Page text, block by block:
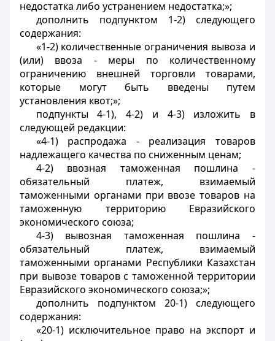
недостатка либо устранением недостатка;»;
дополнить подпунктом 1-2) следующего
содержания:
«1-2) количественные ограничения вывоза и
(или) ввоза - меры по количественному
ограничению внешней торговли товарами,
которые могут быть введены путем
установления квот;»;
подпункты 4-1), 4-2) и 4-3) изложить в
следующей редакции:
«4-1) распродажа - реализация товаров
надлежащего качества по сниженным ценам;
4-2) ввозная таможенная пошлина -
обязательный платеж, взимаемый
таможенными органами при ввозе товаров на
таможенную территорию Евразийского
экономического союза;
4-3) вывозная таможенная пошлина -
обязательный платеж, взимаемый
таможенными органами Республики Казахстан
при вывозе товаров с таможенной территории
Евразийского экономического союза;»;
дополнить подпунктом 20-1) следующего
содержания:
«20-1) исключительное право на экспорт и